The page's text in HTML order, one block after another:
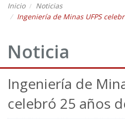
Inicio
Noticias
Ingeniería de Minas UFPS
Noticia
Ingeniería de
celebró 25 años